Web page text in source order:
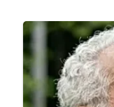
1/4 Tasse
4 Tranchen
Pfeffer
1 Eßlöffel Mehl